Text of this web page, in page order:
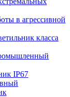
в агрессивной
класса
IP67